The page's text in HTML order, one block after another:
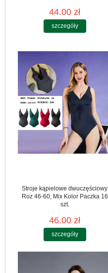
44.00 zł
szczegóły
Stroje kąpielowe dwuczęściowy
Roz 46-60, Mix Kolor Paczka 16
szt.
46.00 zł
szczegóły